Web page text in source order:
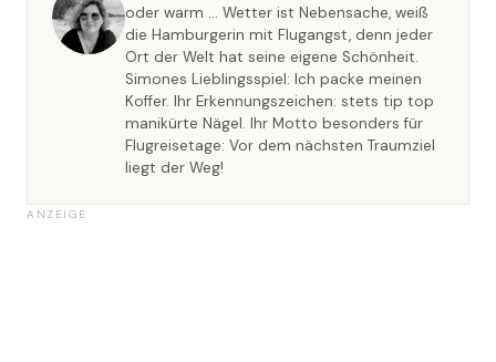
oder warm … Wetter ist Nebensache, weiß
die Hamburgerin mit Flugangst, denn jeder
Ort der Welt hat seine eigene Schönheit.
Simones Lieblingsspiel: Ich packe meinen
Koffer. Ihr Erkennungszeichen: stets tip top
manikürte Nägel. Ihr Motto besonders für
Flugreisetage: Vor dem nächsten Traumziel
liegt der Weg!
ANZEIGE